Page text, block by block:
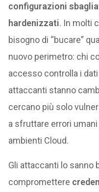
configurazioni
hardenizzati. In molti
bisogno di “bucare”
nuovo perimetro: chi
accesso controlla i
attaccanti stanno
cercano più solo
a sfruttare errori
ambienti Cloud.
Gli attaccanti lo sanno
compromettere